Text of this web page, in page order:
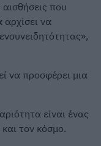
αισθήσεις που
αρχίσει να
να προσφέρει μια
είναι ένας
τον κόσμο.